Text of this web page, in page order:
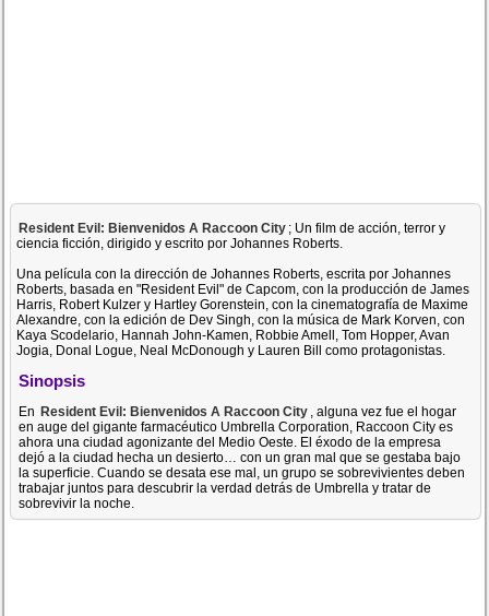
Resident Evil: Bienvenidos A Raccoon City ; Un film de acción, terror y
ciencia ficción, dirigido y escrito por Johannes Roberts.
Una película con la dirección de Johannes Roberts, escrita por Johannes
Roberts, basada en "Resident Evil" de Capcom, con la producción de James
Harris, Robert Kulzer y Hartley Gorenstein, con la cinematografía de Maxime
Alexandre, con la edición de Dev Singh, con la música de Mark Korven, con
Kaya Scodelario, Hannah John-Kamen, Robbie Amell, Tom Hopper, Avan
Jogia, Donal Logue, Neal McDonough y Lauren Bill como protagonistas.
Sinopsis
En Resident Evil: Bienvenidos A Raccoon City , alguna vez fue el hogar
en auge del gigante farmacéutico Umbrella Corporation, Raccoon City es
ahora una ciudad agonizante del Medio Oeste. El éxodo de la empresa
dejó a la ciudad hecha un desierto… con un gran mal que se gestaba bajo
la superficie. Cuando se desata ese mal, un grupo se sobrevivientes deben
trabajar juntos para descubrir la verdad detrás de Umbrella y tratar de
sobrevivir la noche.